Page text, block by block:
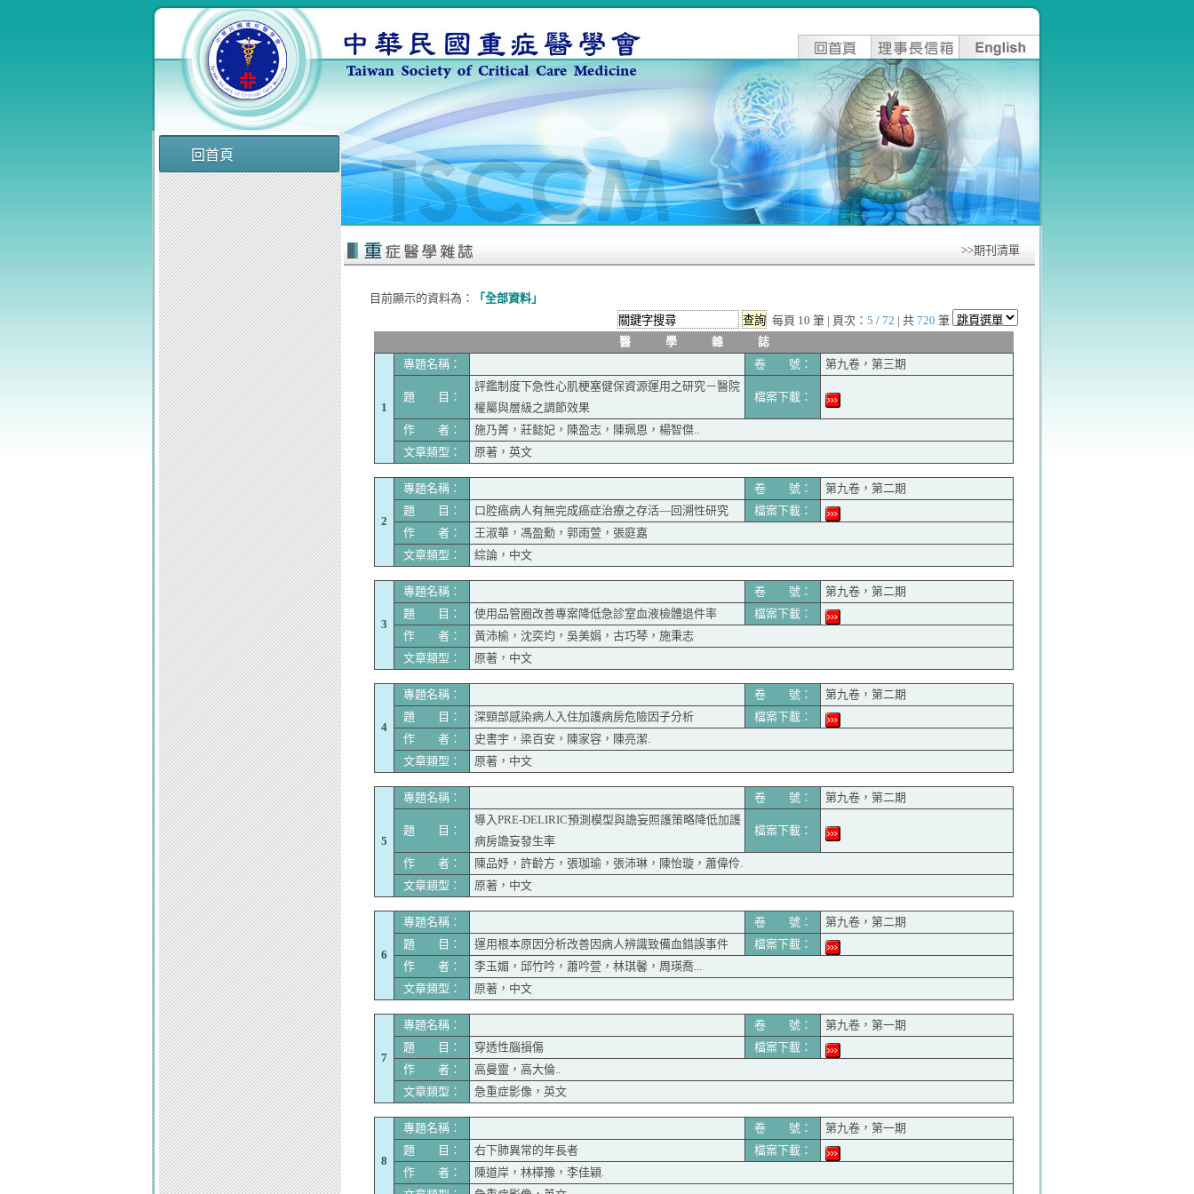
回首頁
>>期刊清單
目前顯示的資料為：
「全部資料」
每頁 10 筆 | 頁次： 5 / 72 | 共 720 筆
醫 學 雜 誌
1
專題名稱： 卷 號： 第九卷，第三期
題 目：
評鑑制度下急性心肌梗塞健保資源運用之研究－醫院
權屬與層級之調節效果
檔案下載：
作 者：
施乃菁，莊懿妃，陳盈志，陳珮恩，楊智傑..
文章類型：
原著，英文
2
專題名稱： 卷 號：
第九卷，第二期
題 目：
口腔癌病人有無完成癌症治療之存活—回溯性研究
檔案下載：
作 者：
王淑華，馮盈勳，郭雨萱，張庭嘉
文章類型：
綜論，中文
3
專題名稱： 卷 號：
第九卷，第二期
題 目：
使用品管圈改善專案降低急診室血液檢體退件率
檔案下載：
作 者：
黃沛榆，沈奕均，吳美娟，古巧琴，施秉志
文章類型：
原著，中文
4
專題名稱： 卷 號：
第九卷，第二期
題 目：
深頸部感染病人入住加護病房危險因子分析
檔案下載：
作 者：
史書宇，梁百安，陳家容，陳亮潔.
文章類型：
原著，中文
5
專題名稱： 卷 號： 第九卷，第二期
題 目：
導入PRE-DELIRIC預測模型與譫妄照護策略降低加護
病房譫妄發生率
檔案下載：
作 者：
陳品妤，許齡方，張珈瑜，張沛琳，陳怡璇，蕭偉伶.
文章類型：
原著，中文
6
專題名稱： 卷 號：
第九卷，第二期
題 目：
運用根本原因分析改善因病人辨識致備血錯誤事件
檔案下載：
作 者：
李玉媚，邱竹吟，蕭吟萱，林琪馨，周瑛喬...
文章類型：
原著，中文
7
專題名稱： 卷 號：
第九卷，第一期
題 目：
穿透性腦損傷
檔案下載：
作 者：
高曼靈，高大倫..
文章類型：
急重症影像，英文
8
專題名稱： 卷 號：
第九卷，第一期
題 目：
右下肺異常的年長者
檔案下載：
作 者：
陳道岸，林樺豫，李佳穎.